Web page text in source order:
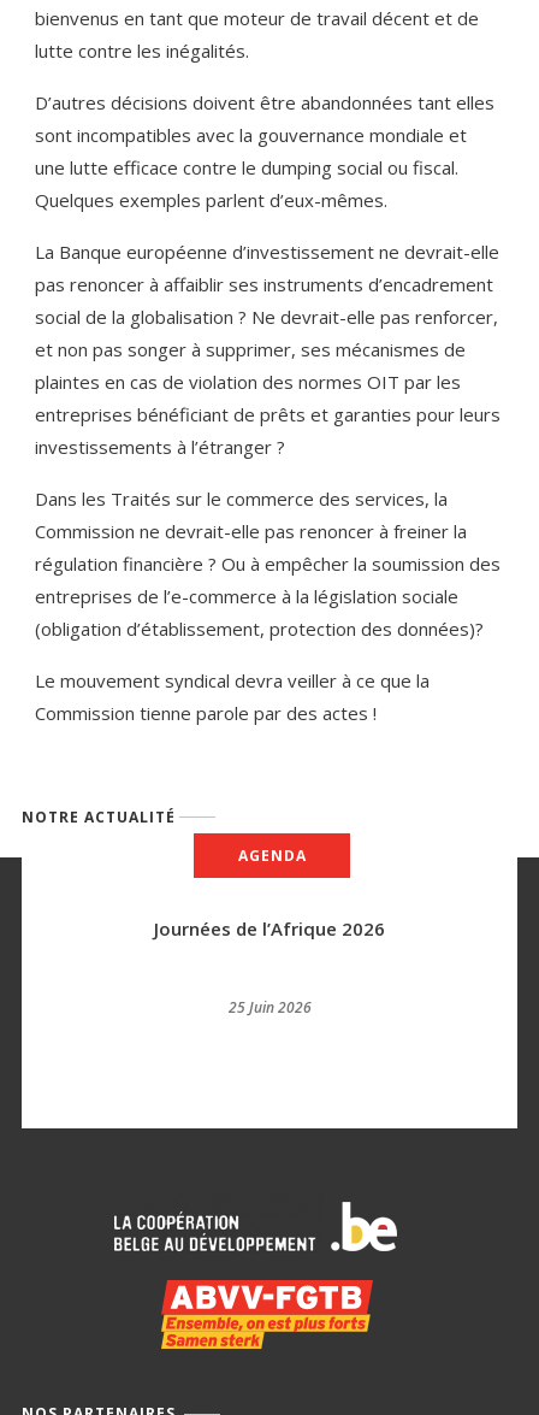
bienvenus en tant que moteur de travail décent et de
lutte contre les inégalités.
D’autres décisions doivent être abandonnées tant elles
sont incompatibles avec la gouver­nance mondiale et
une lutte efficace contre le dumping social ou fiscal.
Quelques exemples parlent d’eux-mêmes.
La Banque européenne d’investissement ne devrait-elle
pas renoncer à affaiblir ses ins­truments d’encadrement
social de la globali­sation ? Ne devrait-elle pas renforcer,
et non pas songer à supprimer, ses mécanismes de
plaintes en cas de violation des normes OIT par les
entreprises bénéficiant de prêts et garanties pour leurs
investissements à l’étranger ?
Dans les Traités sur le commerce des ser­vices, la
Commission ne devrait-elle pas renoncer à freiner la
régulation financière ? Ou à empêcher la soumission des
entre­prises de l’e-commerce à la législation so­ciale
(obligation d’établissement, protection des données)?
Le mouvement syndical devra veiller à ce que la
Commission tienne parole par des actes !
Journées de l’Afrique 2026
25 Juin 2026
AGENDA
NOTRE ACTUALITÉ